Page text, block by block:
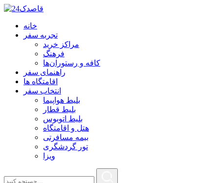
خانه
تجربه سفر
مراکز خرید
فرهنگ
کافه و رستوران‌ها
راهنمای سفر
اقامتگاه ها
انتخاب سفر
بلیط هواپیما
بلیط قطار
بلیط اتوبوس
هتل و اقامتگاه
بیمه مسافرتی
تور گردشگری
ویزا